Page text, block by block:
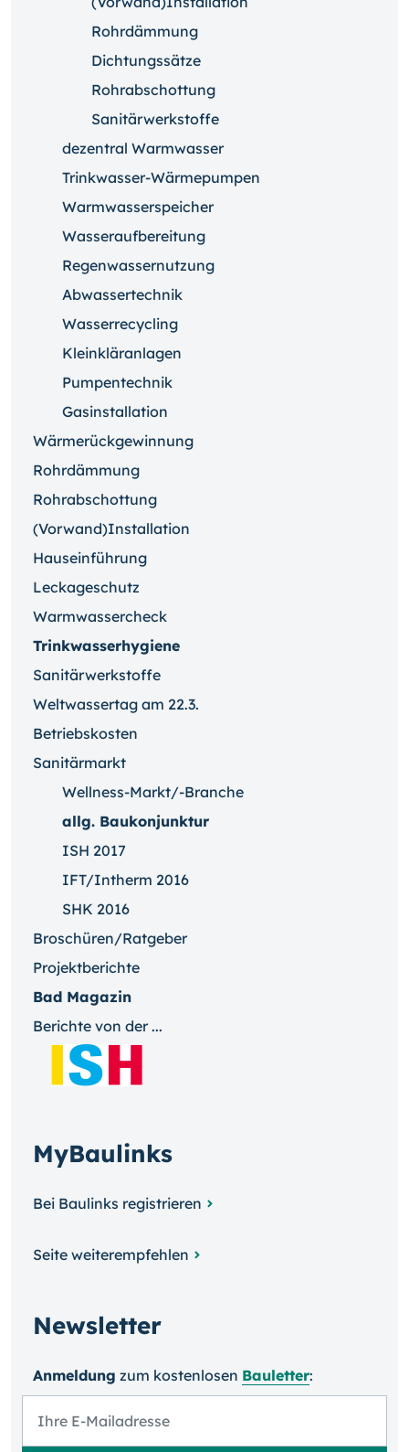
Rohrdämmung
Dichtungssätze
Rohrabschottung
Sanitärwerkstoffe
dezentral Warmwasser
Trinkwasser-Wärmepumpen
Warmwasserspeicher
Wasseraufbereitung
Regenwassernutzung
Abwassertechnik
Wasserrecycling
Kleinkläranlagen
Pumpentechnik
Gasinstallation
Wärmerückgewinnung
Rohrdämmung
Rohrabschottung
(Vorwand)Installation
Hauseinführung
Leckageschutz
Warmwassercheck
Trinkwasserhygiene
Sanitärwerkstoffe
Weltwassertag am 22.3.
Betriebskosten
Sanitärmarkt
Wellness-Markt/-Branche
allg. Baukonjunktur
ISH 2017
IFT/Intherm 2016
SHK 2016
Broschüren/Ratgeber
Projektberichte
Bad Magazin
Berichte von der ...
MyBaulinks
Bei Baulinks registrieren
Seite weiterempfehlen
Newsletter
Anmeldung zum kosten­losen Bauletter: